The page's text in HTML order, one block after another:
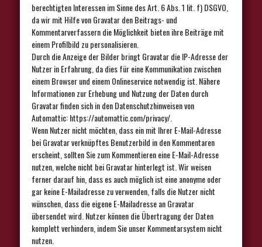
berechtigten Interessen im Sinne des Art. 6 Abs. 1 lit. f) DSGVO,
da wir mit Hilfe von Gravatar den Beitrags- und
Kommentarverfassern die Möglichkeit bieten ihre Beiträge mit
einem Profilbild zu personalisieren.
Durch die Anzeige der Bilder bringt Gravatar die IP-Adresse der
Nutzer in Erfahrung, da dies für eine Kommunikation zwischen
einem Browser und einem Onlineservice notwendig ist. Nähere
Informationen zur Erhebung und Nutzung der Daten durch
Gravatar finden sich in den Datenschutzhinweisen von
Automattic: https://automattic.com/privacy/.
Wenn Nutzer nicht möchten, dass ein mit Ihrer E-Mail-Adresse
bei Gravatar verknüpftes Benutzerbild in den Kommentaren
erscheint, sollten Sie zum Kommentieren eine E-Mail-Adresse
nutzen, welche nicht bei Gravatar hinterlegt ist. Wir weisen
ferner darauf hin, dass es auch möglich ist eine anonyme oder
gar keine E-Mailadresse zu verwenden, falls die Nutzer nicht
wünschen, dass die eigene E-Mailadresse an Gravatar
übersendet wird. Nutzer können die Übertragung der Daten
komplett verhindern, indem Sie unser Kommentarsystem nicht
nutzen.